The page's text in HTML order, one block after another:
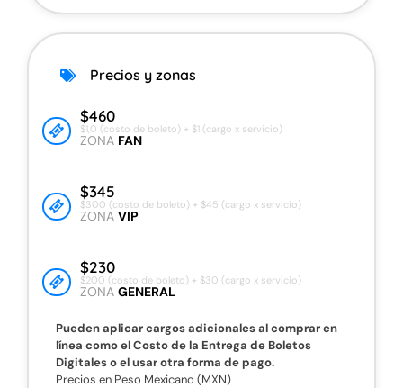
Compra boletos en Fan to Fan
Vende tus boletos con Fan to Fan
Precios y zonas
$460
$1,0 (costo de boleto) + $1 (cargo x servicio)
ZONA FAN
$345
$300 (costo de boleto) + $45 (cargo x servicio)
ZONA VIP
$230
$200 (costo de boleto) + $30 (cargo x servicio)
ZONA GENERAL
Pueden aplicar cargos adicionales al comprar en
línea como el Costo de la Entrega de Boletos
Digitales o el usar otra forma de pago.
Precios en Peso Mexicano (MXN)